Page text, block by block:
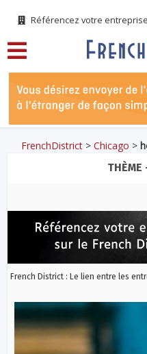
Référencez votre entreprise
FrenchDistrict >Chicago >
THÈME
French District : Le lien entre les